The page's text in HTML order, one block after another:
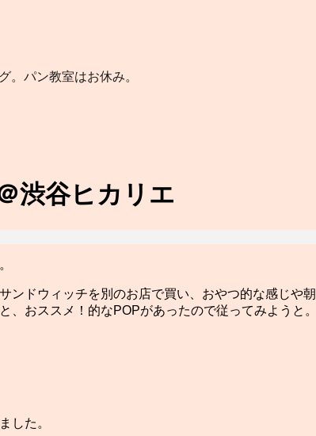
。パン教室はお休み。
渋谷ヒカリエ
ドウィッチを別のお店で買い、おやつ的な感じや
、おススメ！的なPOPがあったので従ってみようと。
した。